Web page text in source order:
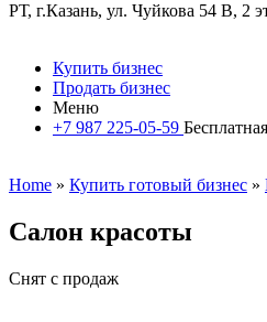
РТ, г.Казань, ул. Чуйкова 54 В, 2
Купить бизнес
Продать бизнес
Меню
+7 987 225-05-59
Home » Купить готовый бизнес »
Салон красоты
Снят с продаж